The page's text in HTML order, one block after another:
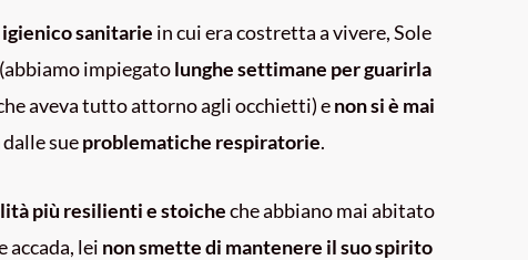
sanitarie in cui era costretta a vivere, Sole
(abbiamo impiegatolunghe settimane per guarirla
aveva tutto attorno agli occhietti) enon si è mai
dalle sueproblematiche respiratorie.
più resilienti e stoicheche abbiano mai abitato
accada, lei non smette di mantenere il suo spirito